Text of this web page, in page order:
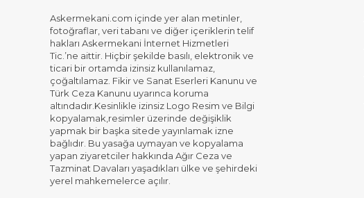
Askermekani.com içinde yer alan metinler,
fotoğraflar, veri tabanı ve diğer içeriklerin telif
hakları Askermekani İnternet Hizmetleri
Tic.’ne aittir. Hiçbir şekilde basılı, elektronik ve
ticari bir ortamda izinsiz kullanılamaz,
çoğaltılamaz. Fikir ve Sanat Eserleri Kanunu ve
Türk Ceza Kanunu uyarınca koruma
altındadır.Kesinlikle izinsiz Logo Resim ve Bilgi
kopyalamak,resimler üzerinde değişiklik
yapmak bir başka sitede yayınlamak izne
bağlıdır. Bu yasağa uymayan ve kopyalama
yapan ziyaretciler hakkında Ağır Ceza ve
Tazminat Davaları yaşadıkları ülke ve şehirdeki
yerel mahkemelerce açılır.